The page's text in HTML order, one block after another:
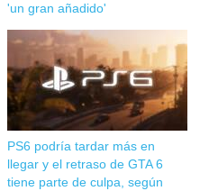
'un gran añadido'
PS6 podría tardar más en
llegar y el retraso de GTA 6
tiene parte de culpa, según